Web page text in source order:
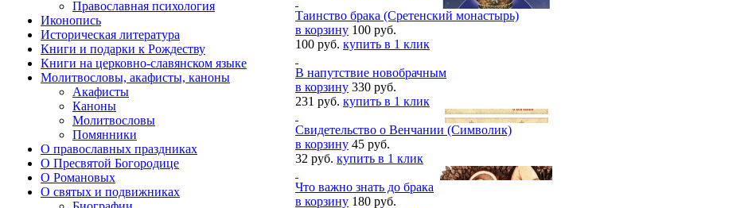
Православная психология
Иконопись
Историческая литература
Книги и подарки к Рождеству
Книги на церковно-славянском языке
Молитвословы, акафисты, каноны
Акафисты
Каноны
Молитвословы
Помянники
О православных праздниках
О Пресвятой Богородице
О Романовых
О святых и подвижниках
Таинство брака (Сретенский монастырь)
в корзину 100 руб.
100 руб. купить в 1 клик
В напутствие новобрачным
в корзину 330 руб.
231 руб. купить в 1 клик
Свидетельство о Венчании (Символик)
в корзину 45 руб.
32 руб. купить в 1 клик
Что важно знать до брака
в корзину 180 руб.